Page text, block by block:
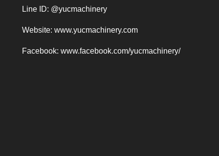
Line ID: @yucmachinery
Website: www.yucmachinery.com
Facebook: www.facebook.com/yucmachinery/